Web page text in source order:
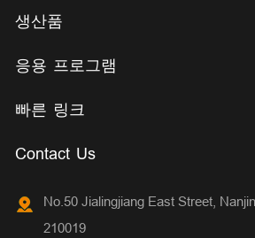
생산품
응용 프로그램
빠른 링크
Contact Us
No.50 Jialingjiang East Street,
210019